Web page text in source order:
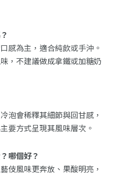
感為主，適合純飲或手沖。
，不建議做成拿鐵或加糖奶
泡會稀釋其細節與回甘感，
要方式呈現其風味層次。
哪個好？
伎風味更奔放、果酸明亮，